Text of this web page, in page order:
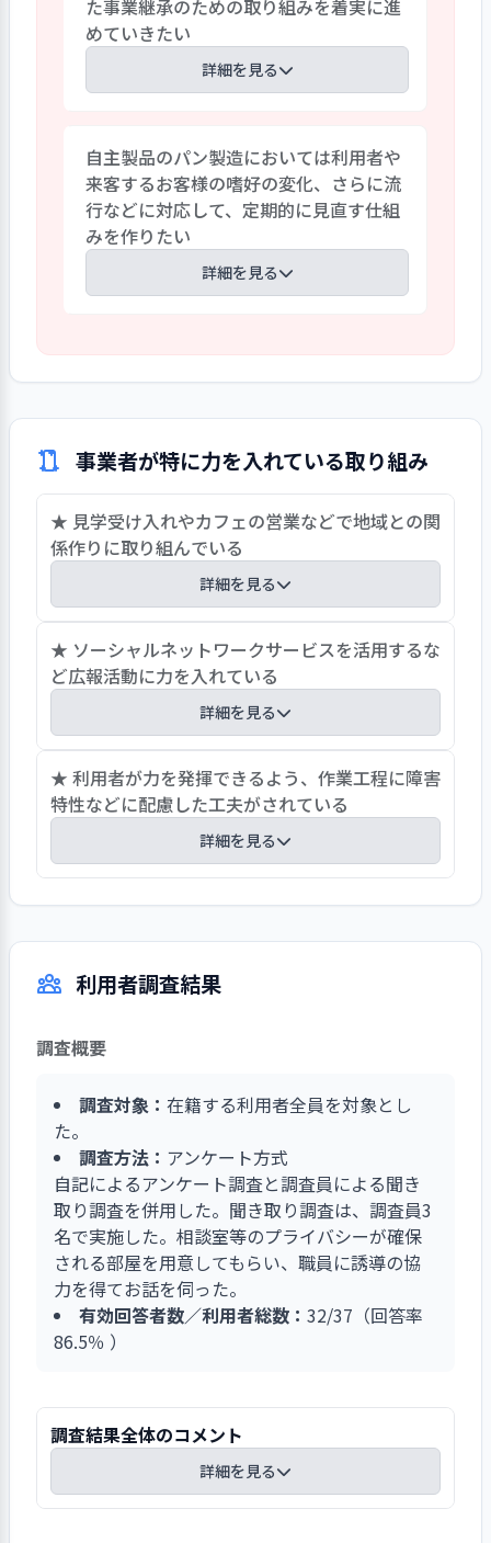
両方を実現しようと奮闘するあまりメン
タル不全や燃えつき症候群の危険性が常
に高い。一時は離職が続き計画的な人材
育成が困難であった。対策として職員の
の職員にはカウンセラーが面談してい
る。さらに業務の負担が偏らないよう勤
務シフトを調整し、適正・専門性に基づ
いた現場配置に着手した。職員にとって無
理のない就業環境の実現が期待される。
た事業継承のための取り組みを着実に進
めていきたい
詳細を見る
来、カフェも含めて事業所運営を軌道に
乗せることが最重要課題であった。現施
設長を筆頭にベテラン職員でけん引して
きた結果、運営が落ち着いてきたところ
である。施設長が定年を控え、リーダー
格の職員も2年後定年となる。職員の補充
題となる。法人としても喫緊の課題として
全施設長の会議や、臨時管理職会等を開
ち出せる見込みとなっている。利用者支援
のノウハウも含め、事業継承のための取
り組みを着実に進めていきたい。
自主製品のパン製造においては利用者や
来客するお客様の嗜好の変化、さらに流
行などに対応して、定期的に見直す仕組
みを作りたい
詳細を見る
かし近隣地域にパン屋が出店され、新商
品などが作成され、種類なども多いため
お客様の確保が難しくなってきている。そ
のため、定期的な新商品の開発や今まで
の商品の改定、販路の工夫が必要と思われ
る。集客のために行っていたSNS（ソーシ
ャルネットワークサービス）の活用や市
の広報を活用しつつ、リサイクルショップ
や他作業所などの地域の資源も含め、さ
らなる集客のための検討や工夫を定期的
に取り組んでいきたい。
事業者が特に力を入れている取り組み
★ 見学受け入れやカフェの営業などで地域との関
係作りに取り組んでいる
詳細を見る
事業所運営の透明性を高めるため法人機関紙やホ
ームページで活動内容を開示している。新型コロ
ナウイルス感染の状況に配慮しつつ見学者や中学
生の職場体験、体験ボランティア、利用希望者の
体験実習は担当職員を決め受け入れている。生産
活動としてカフェを営業しており、地域住民の憩
いの場や障害者家族会の会合の場として活用され
ている。さらに、町内会の花いっぱい運動に参加
して花を育てるなど地域との関係作りに取り組ん
でいる。地域自立支援協議会専門部会に参加し地
域の課題について意見交換をしている。
★ ソーシャルネットワークサービスを活用するな
ど広報活動に力を入れている
詳細を見る
事業所の情報を外部に提供する主な媒体として事
業所作成のリーフレットや運営法人作成のホーム
ページがある。リーフレットには沿革のほか、活
動内容、１日の流れ、作業の紹介、最寄駅からの
案内図が明示されている。法人ホームページの事
業所のページには、事業所の概要のほか、主な作
ス（SNS）を活用するなど広報活動に力を入れて
★ 利用者が力を発揮できるよう、作業工程に障害
特性などに配慮した工夫がされている
詳細を見る
事業所の作業には大きくパンやクッキーなどの自
の契約の時にどの作業に入りたいか自己選択でき
程とカフェの中で接客を行うこともでき、地域と
のふれあいにも活用されている。軽作業において
用者がその中で行いたい作業を自己選択できるよ
う配慮されている。障害特性に配慮し、パーテー
ションを利用し、外部からの刺激を軽減するなど
の工夫がされていた。
利用者調査結果
調査概要
調査対象： 在籍する利用者全員を対象とし
た。
調査方法： アンケート方式
自記によるアンケート調査と調査員による聞き
取り調査を併用した。聞き取り調査は、調査員3
名で実施した。相談室等のプライバシーが確保
される部屋を用意してもらい、職員に誘導の協
力を得てお話を伺った。
有効回答者数／利用者総数： 32/37（回答率
86.5％ ）
調査結果全体のコメント
詳細を見る